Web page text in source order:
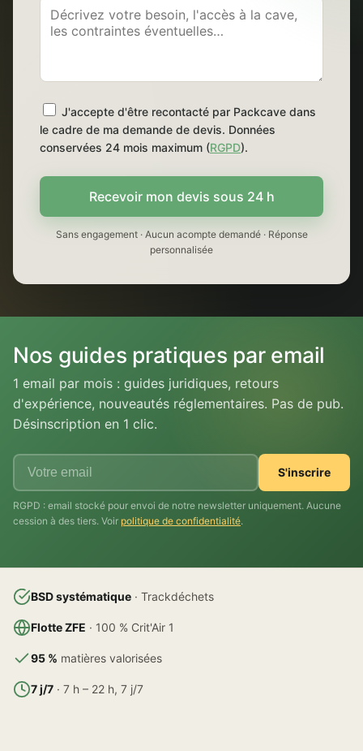
J'accepte d'être recontacté par Packcave dans
le cadre de ma demande de devis. Données
conservées 24 mois maximum (RGPD).
Recevoir mon devis sous 24 h
Sans engagement · Aucun acompte demandé · Réponse
personnalisée
Nos guides pratiques par email
1 email par mois : guides juridiques, retours
d'expérience, nouveautés réglementaires. Pas de pub.
Désinscription en 1 clic.
S'inscrire
RGPD : email stocké pour envoi de notre newsletter uniquement. Aucune
cession à des tiers. Voir politique de confidentialité.
BSD systématique · Trackdéchets
Flotte ZFE · 100 % Crit'Air 1
95 % matières valorisées
7 j/7 · 7 h – 22 h, 7 j/7